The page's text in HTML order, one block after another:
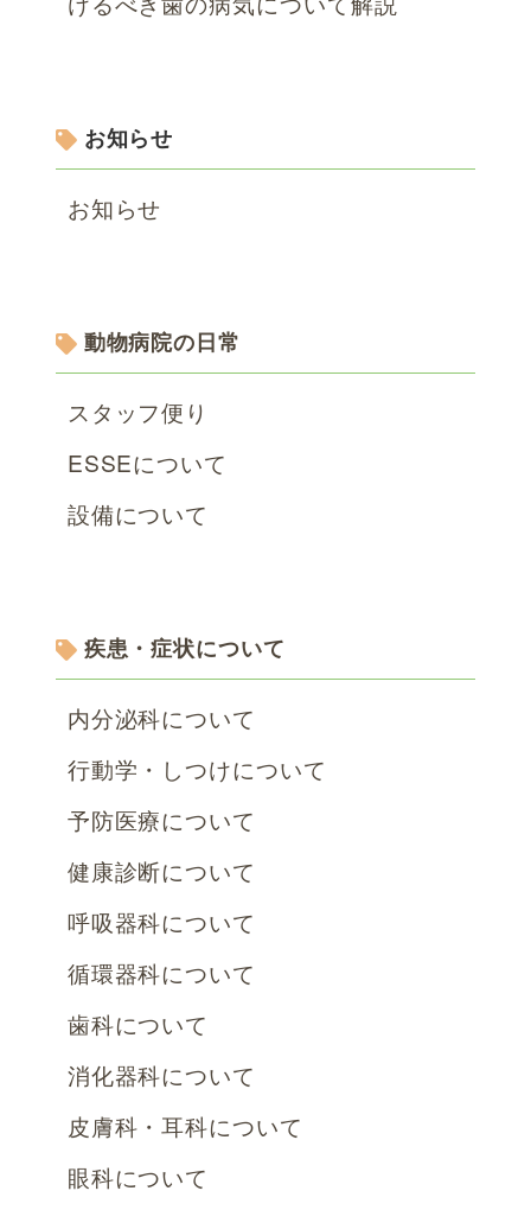
お知らせ
お知らせ
動物病院の日常
スタッフ便り
ESSEについて
設備について
疾患・症状について
内分泌科について
行動学・しつけについて
予防医療について
健康診断について
呼吸器科について
循環器科について
歯科について
消化器科について
皮膚科・耳科について
眼科について